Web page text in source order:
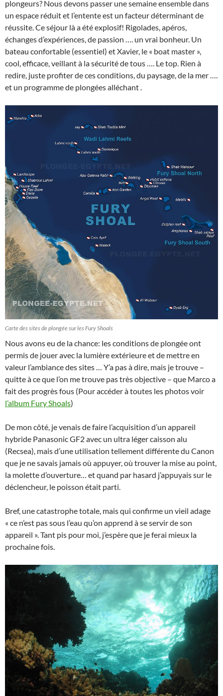
plongeurs? Nous devons passer une semaine ensemble dans
un espace réduit et l’entente est un facteur déterminant de
réussite. Ce séjour là a été explosif! Rigolades, apéros,
échanges d’expériences, de passion …. un vrai bonheur. Un
bateau confortable (essentiel) et Xavier, le « boat master »,
cool, efficace, veillant à la sécurité de tous …. Le top. Rien à
redire, juste profiter de ces conditions, du paysage, de la mer ….
et un programme de plongées alléchant .
Carte des sites de plongée sur les Fury Shoals
Nous avons eu de la chance: les conditions de plongée ont
permis de jouer avec la lumière extérieure et de mettre en
valeur l’ambiance des sites … Y’a pas à dire, mais je trouve –
quitte à ce que l’on me trouve pas très objective – que Marco a
fait des progrès fous (Pour accéder à toutes les photos voir
l’album Fury Shoals)
De mon côté, je venais de faire l’acquisition d’un appareil
hybride Panasonic GF2 avec un ultra léger caisson alu
(Recsea), mais d’une utilisation tellement différente du Canon
que je ne savais jamais où appuyer, où trouver la mise au point,
la molette d’ouverture… et quand par hasard j’appuyais sur le
déclencheur, le poisson était parti.
Bref, une catastrophe totale, mais qui confirme un vieil adage
« ce n’est pas sous l’eau qu’on apprend à se servir de son
appareil ». Tant pis pour moi, j’espère que je ferai mieux la
prochaine fois.